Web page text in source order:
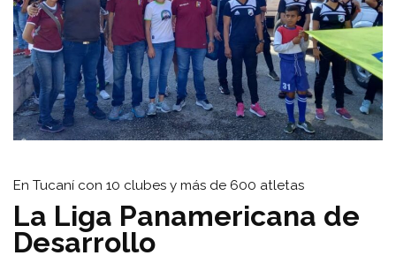
En Tucaní con 10 clubes y más de 600 atletas
La Liga Panamericana de
Desarrollo